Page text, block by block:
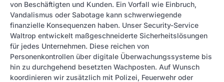
von Beschäftigten und Kunden. Ein Vorfall wie Einbruch,
Vandalismus oder Sabotage kann schwerwiegende
finanzielle Konsequenzen haben. Unser Security-Service
Waltrop entwickelt maßgeschneiderte Sicherheitslösungen
für jedes Unternehmen. Diese reichen von
Personenkontrollen über digitale Überwachungssysteme bis
hin zu durchgehend besetzten Wachposten. Auf Wunsch
koordinieren wir zusätzlich mit Polizei, Feuerwehr oder